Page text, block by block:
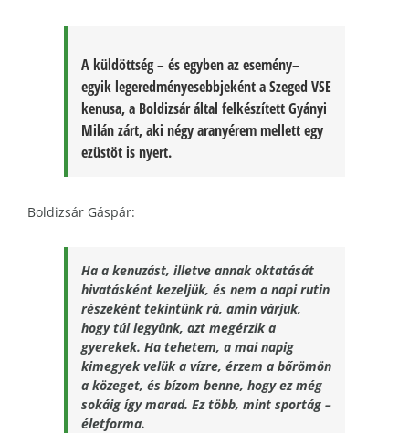
A küldöttség – és egyben az esemény–
egyik legeredményesebbjeként a Szeged VSE
kenusa, a Boldizsár által felkészített Gyányi
Milán zárt, aki négy aranyérem mellett egy
ezüstöt is nyert.
Boldizsár Gáspár:
Ha a kenuzást, illetve annak oktatását
hivatásként kezeljük, és nem a napi rutin
részeként tekintünk rá, amin várjuk,
hogy túl legyünk, azt megérzik a
gyerekek. Ha tehetem, a mai napig
kimegyek velük a vízre, érzem a bőrömön
a közeget, és bízom benne, hogy ez még
sokáig így marad. Ez több, mint sportág –
életforma.